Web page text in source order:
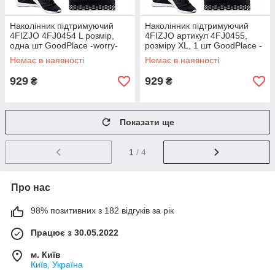
Наколінник підтримуючий
4FIZJO 4FJ0454 L розмір,
одна шт GoodPlace -worry-
free-shopping-
Немає в наявності
929 ₴
Наколінник підтримуючий
4FIZJO артикул 4FJ0455,
розміру XL, 1 шт GoodPlace -
worry-free-shopping-
Немає в наявності
929 ₴
Показати ще
1 / 4
Про нас
98% позитивних з 182 відгуків за рік
Працює з 30.05.2022
м. Київ
Київ, Україна